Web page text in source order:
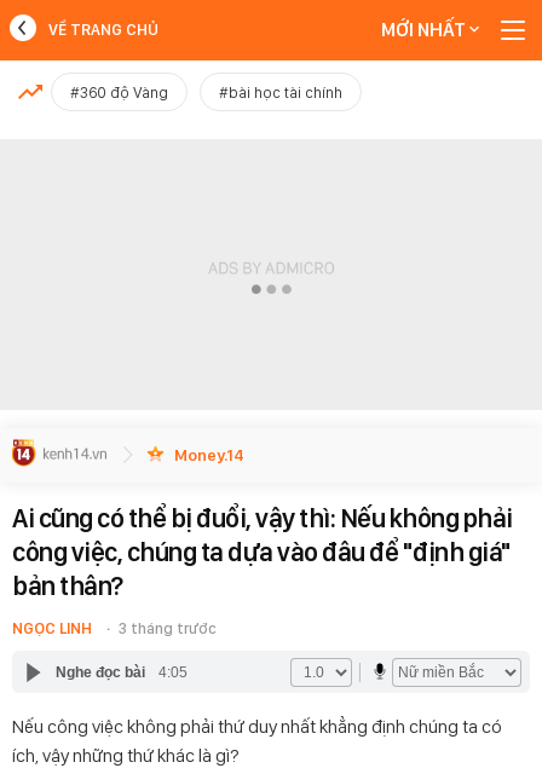
MỚI NHẤT
VỀ TRANG CHỦ MỚI NHẤT
#360 độ Vàng #bài học tài chính
Money.14
Ai cũng có thể bị đuổi, vậy thì: Nếu không phải
công việc, chúng ta dựa vào đâu để "định giá"
bản thân?
NGỌC LINH 3 tháng trước
Nghe đọc bài 4:05
Nếu công việc không phải thứ duy nhất khẳng định chúng ta có
ích, vậy những thứ khác là gì?